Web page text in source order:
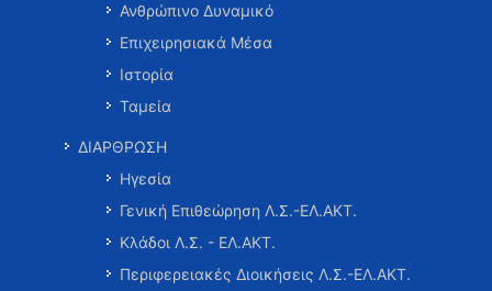
Ανθρώπινο Δυναμικό
Επιχειρησιακά Μέσα
Ιστορία
Ταμεία
ΔΙΑΡΘΡΩΣΗ
Ηγεσία
Γενική Επιθεώρηση Λ.Σ.-ΕΛ.ΑΚΤ.
Κλάδοι Λ.Σ. - ΕΛ.ΑΚΤ.
Περιφερειακές Διοικήσεις Λ.Σ.-ΕΛ.ΑΚΤ.